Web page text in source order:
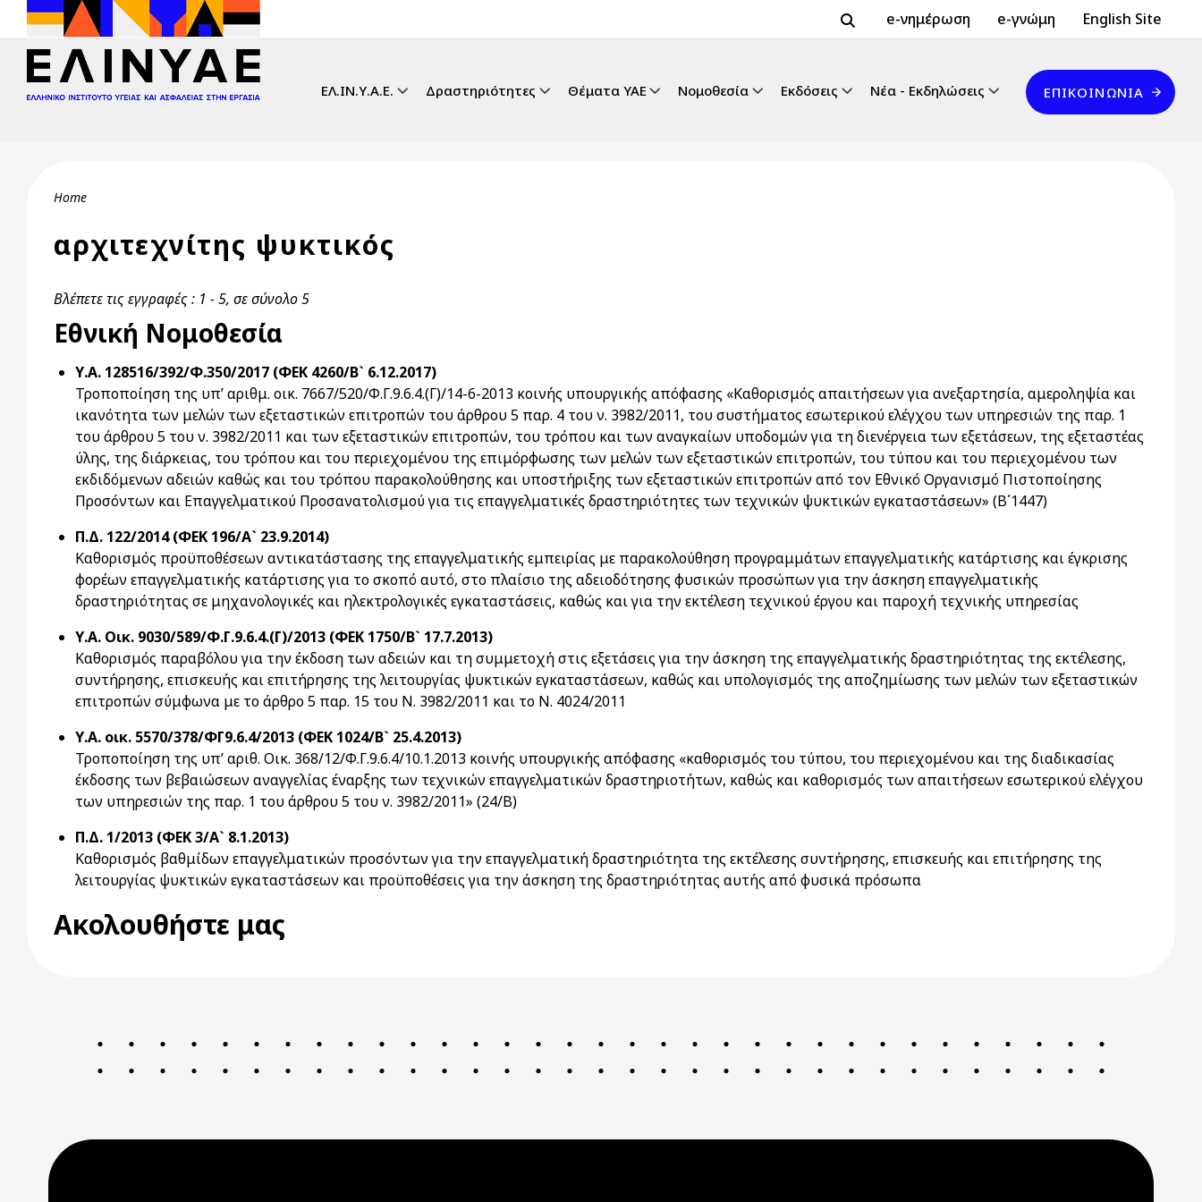
Skip to main content Header Top 2
e-νημέρωση e-γνώμη Header Top
English Site
ΕΛ.ΙΝ.Υ.Α.Ε. Δραστηριότητες Θέματα ΥΑΕ Νομοθεσία Εκδόσεις Νέα - Εκδηλώσεις
Επικοινωνία
ΕΠΙΚΟΙΝΩΝΊΑ
Breadcrumb
Home
αρχιτεχνίτης ψυκτικός
Βλέπετε τις εγγραφές : 1 - 5, σε σύνολο 5
Εθνική Νομοθεσία
Υ.Α. 128516/392/Φ.350/2017 (ΦΕΚ 4260/Β` 6.12.2017)
Τροποποίηση της υπ’ αριθμ. οικ. 7667/520/Φ.Γ.9.6.4.(Γ)/14-6-2013 κοινής υπουργικής απόφασης «Καθορισμός απαιτήσεων για ανεξαρτησία, αμεροληψία και
ικανότητα των μελών των εξεταστικών επιτροπών του άρθρου 5 παρ. 4 του ν. 3982/2011, του συστήματος εσωτερικού ελέγχου των υπηρεσιών της παρ. 1
του άρθρου 5 του ν. 3982/2011 και των εξεταστικών επιτροπών, του τρόπου και των αναγκαίων υποδομών για τη διενέργεια των εξετάσεων, της εξεταστέας
ύλης, της διάρκειας, του τρόπου και του περιεχομένου της επιμόρφωσης των μελών των εξεταστικών επιτροπών, του τύπου και του περιεχομένου των
εκδιδόμενων αδειών καθώς και του τρόπου παρακολούθησης και υποστήριξης των εξεταστικών επιτροπών από τον Εθνικό Οργανισμό Πιστοποίησης
Προσόντων και Επαγγελματικού Προσανατολισμού για τις επαγγελματικές δραστηριότητες των τεχνικών ψυκτικών εγκαταστάσεων» (Β΄1447)
Π.Δ. 122/2014 (ΦΕΚ 196/Α` 23.9.2014)
Καθορισμός προϋποθέσεων αντικατάστασης της επαγγελματικής εμπειρίας με παρακολούθηση προγραμμάτων επαγγελματικής κατάρτισης και έγκρισης
φορέων επαγγελματικής κατάρτισης για το σκοπό αυτό, στο πλαίσιο της αδειοδότησης φυσικών προσώπων για την άσκηση επαγγελματικής
δραστηριότητας σε μηχανολογικές και ηλεκτρολογικές εγκαταστάσεις, καθώς και για την εκτέλεση τεχνικού έργου και παροχή τεχνικής υπηρεσίας
Υ.Α. Οικ. 9030/589/Φ.Γ.9.6.4.(Γ)/2013 (ΦΕΚ 1750/Β` 17.7.2013)
Καθορισμός παραβόλου για την έκδοση των αδειών και τη συμμετοχή στις εξετάσεις για την άσκηση της επαγγελματικής δραστηριότητας της εκτέλεσης,
συντήρησης, επισκευής και επιτήρησης της λειτουργίας ψυκτικών εγκαταστάσεων, καθώς και υπολογισμός της αποζημίωσης των μελών των εξεταστικών
επιτροπών σύμφωνα με το άρθρο 5 παρ. 15 του Ν. 3982/2011 και το Ν. 4024/2011
Υ.Α. οικ. 5570/378/ΦΓ9.6.4/2013 (ΦΕΚ 1024/Β` 25.4.2013)
Τροποποίηση της υπ’ αριθ. Οικ. 368/12/Φ.Γ.9.6.4/10.1.2013 κοινής υπουργικής απόφασης «καθορισμός του τύπου, του περιεχομένου και της διαδικασίας
έκδοσης των βεβαιώσεων αναγγελίας έναρξης των τεχνικών επαγγελματικών δραστηριοτήτων, καθώς και καθορισμός των απαιτήσεων εσωτερικού ελέγχου
των υπηρεσιών της παρ. 1 του άρθρου 5 του ν. 3982/2011» (24/Β)
Π.Δ. 1/2013 (ΦΕΚ 3/Α` 8.1.2013)
Καθορισμός βαθμίδων επαγγελματικών προσόντων για την επαγγελματική δραστηριότητα της εκτέλεσης συντήρησης, επισκευής και επιτήρησης της
λειτουργίας ψυκτικών εγκαταστάσεων και προϋποθέσεις για την άσκηση της δραστηριότητας αυτής από φυσικά πρόσωπα
Ακολουθήστε μας